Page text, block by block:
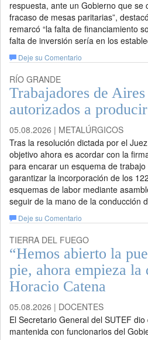
respuesta, ante un Gobierno que
fracaso de mesas paritarias”,
remarcó “la falta de financiamiento
falta de inversión sería en los
Deje su Comentario
RÍO GRANDE
Trabajadores de
autorizados a producir
05.08.2026 | METALÚRGICOS
Tras la resolución dictada por el
objetivo ahora es acordar con la
para encarar un esquema de
garantizar la incorporación de los
esquemas de labor mediante
seguir de la mano de la conducción
Deje su Comentario
TIERRA DEL FUEGO
“Hemos abierto la
pie, ahora empieza la
Horacio Catena
05.08.2026 | DOCENTES
El Secretario General del SUTEF
mantenida con funcionarios del